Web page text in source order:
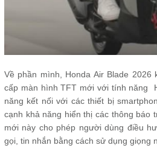
Về phần mình, Honda Air Blade 2026
cấp màn hình TFT mới với tính năng
năng kết nối với các thiết bị
cạnh khả năng hiển thị các thông báo
mới này cho phép người dùng điều
gọi, tin nhắn bằng cách sử dụng giọng